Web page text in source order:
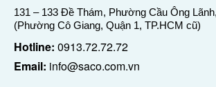
131 – 133 Đề Thám, Phường Cầu Ông
(Phường Cô Giang, Quận 1, TP.HCM cũ)
Hotline: 0913.72.72.72
Email: info@saco.com.vn